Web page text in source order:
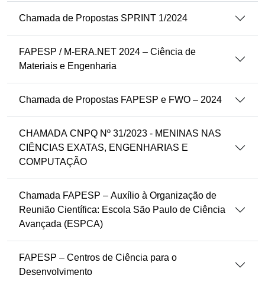
Chamada de Propostas SPRINT 1/2024
FAPESP / M-ERA.NET 2024 – Ciência de
Materiais e Engenharia
Chamada de Propostas FAPESP e FWO – 2024
CHAMADA CNPQ Nº 31/2023 - MENINAS NAS
CIÊNCIAS EXATAS, ENGENHARIAS E
COMPUTAÇÃO
Chamada FAPESP – Auxílio à Organização de
Reunião Científica: Escola São Paulo de Ciência
Avançada (ESPCA)
FAPESP – Centros de Ciência para o
Desenvolvimento